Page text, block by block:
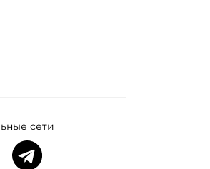
сети